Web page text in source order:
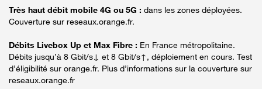
Très haut débit mobile 4G ou 5G : dans les zones déployées.
Couverture sur reseaux.orange.fr.
Débits Livebox Up et Max Fibre : En France métropolitaine.
Débits jusqu’à 8 Gbit/s↓ et 8 Gbit/s↑, déploiement en cours. Test
d’éligibilité sur orange.fr. Plus d’informations sur la couverture sur
reseaux.orange.fr